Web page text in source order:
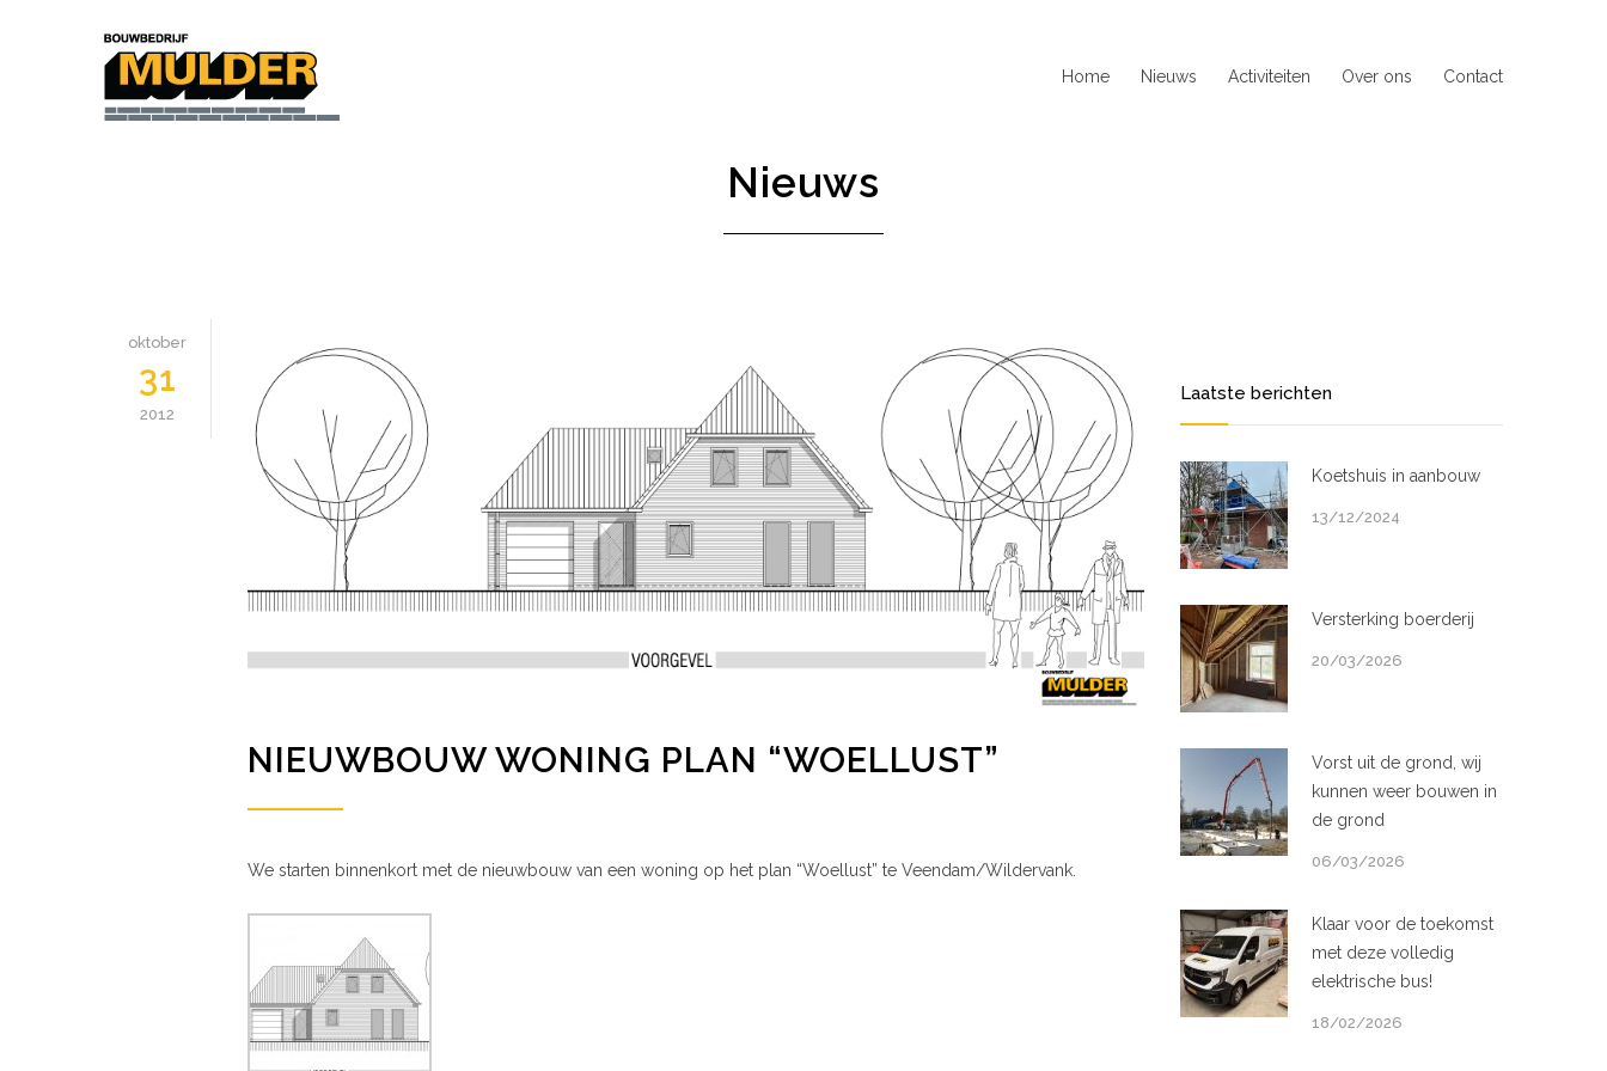
Home Nieuws Activiteiten Over ons Contact
Nieuws
oktober
31
2012
NIEUWBOUW WONING PLAN “WOELLUST”
We starten binnenkort met de nieuwbouw van een woning op het plan “Woellust” te Veendam/Wildervank.
Laatste berichten
Koetshuis in aanbouw
13/12/2024
Versterking boerderij
20/03/2026
Vorst uit de grond, wij
kunnen weer bouwen in
de grond
06/03/2026
Klaar voor de toekomst
met deze volledig
elektrische bus!
18/02/2026